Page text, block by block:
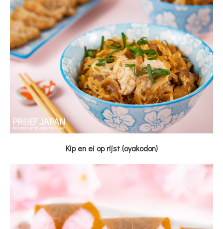
Kip en ei op rijst (oyakodon)